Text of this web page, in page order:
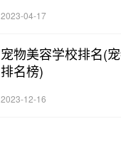
2023-04-17
宠物美容学校排名(
排名榜)
2023-12-16